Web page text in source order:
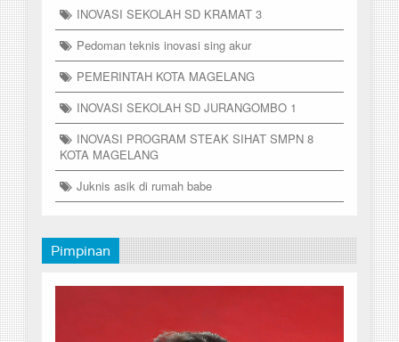
INOVASI SEKOLAH SD KRAMAT 3
Pedoman teknis inovasi sing akur
PEMERINTAH KOTA MAGELANG
INOVASI SEKOLAH SD JURANGOMBO 1
INOVASI PROGRAM STEAK SIHAT SMPN 8
KOTA MAGELANG
Juknis asik di rumah babe
Pimpinan